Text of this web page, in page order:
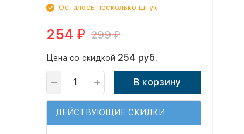
Осталось несколько штук
254 ₽ 299₽
Цена со скидкой 254 руб.
В корзину
ДЕЙСТВУЮЩИЕ СКИДКИ